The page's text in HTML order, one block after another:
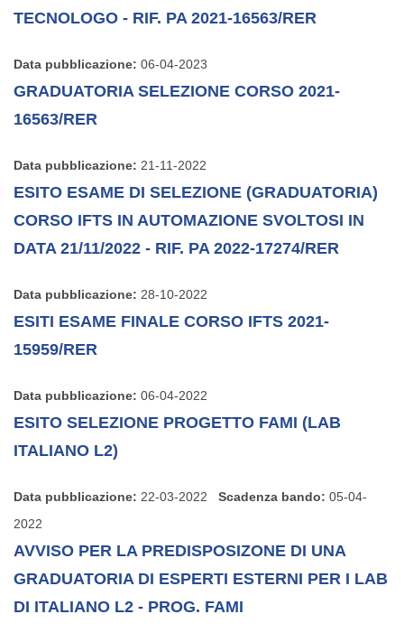
TECNOLOGO - RIF. PA 2021-16563/RER
Data pubblicazione: 06-04-2023
GRADUATORIA SELEZIONE CORSO 2021-
16563/RER
Data pubblicazione: 21-11-2022
ESITO ESAME DI SELEZIONE (GRADUATORIA)
CORSO IFTS IN AUTOMAZIONE SVOLTOSI IN
DATA 21/11/2022 - RIF. PA 2022-17274/RER
Data pubblicazione: 28-10-2022
ESITI ESAME FINALE CORSO IFTS 2021-
15959/RER
Data pubblicazione: 06-04-2022
ESITO SELEZIONE PROGETTO FAMI (LAB
ITALIANO L2)
Data pubblicazione: 22-03-2022 Scadenza bando: 05-04-
2022
AVVISO PER LA PREDISPOSIZONE DI UNA
GRADUATORIA DI ESPERTI ESTERNI PER I LAB
DI ITALIANO L2 - PROG. FAMI